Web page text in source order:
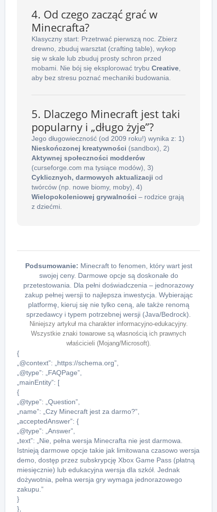
4. Od czego zacząć grać w
Minecrafta?
Klasyczny start: Przetrwać pierwszą noc. Zbierz
drewno, zbuduj warsztat (crafting table), wykop
się w skale lub zbuduj prosty schron przed
mobami. Nie bój się eksplorować trybu Creative
aby bez stresu poznać mechaniki budowania.
5. Dlaczego Minecraft jest taki
popularny i „długo żyje”?
Jego długowieczność (od 2009 roku!) wynika z: 1)
Nieskończonej kreatywności (sandbox), 2)
Aktywnej społeczności modderów
(curseforge.com ma tysiące modów), 3)
Cyklicznych, darmowych aktualizacji od
twórców (np. nowe biomy, moby), 4)
Wielopokoleniowej grywalności – rodzice grają
z dziećmi.
Podsumowanie: Minecraft to fenomen, który wart jest
swojej ceny. Darmowe opcje są doskonałe do
przetestowania. Dla pełni doświadczenia – jednorazowy
zakup pełnej wersji to najlepsza inwestycja. Wybierając
platformę, kieruj się nie tylko ceną, ale także renomą
sprzedawcy i typem potrzebnej wersji (Java/Bedrock).
Niniejszy artykuł ma charakter informacyjno-edukacyjny.
Wszystkie znaki towarowe są własnością ich prawnych
właścicieli (Mojang/Microsoft).
{
„@context”: „https://schema.org”,
„@type”: „FAQPage”,
„mainEntity”: [
{
„@type”: „Question”,
„name”: „Czy Minecraft jest za darmo?”,
„acceptedAnswer”: {
„@type”: „Answer”,
„text”: „Nie, pełna wersja Minecrafta nie jest darmowa.
Istnieją darmowe opcje takie jak limitowana czasowo wersja
demo, dostęp przez subskrypcję Xbox Game Pass (płatną
miesięcznie) lub edukacyjna wersja dla szkół. Jednak
dożywotnia, pełna wersja gry wymaga jednorazowego
zakupu.”
}
},